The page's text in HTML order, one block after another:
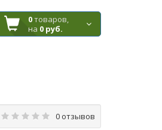
0товаров,
на 0 руб.
0 отзывов